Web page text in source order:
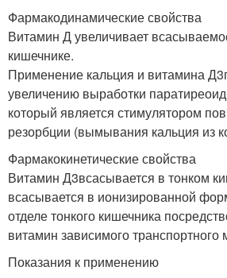
Фармакодинамические свойства
Витамин Д увеличивает
кишечнике.
Применение кальция и витамина Д3
увеличению выработки
который является стимулятором
резорбции (вымывания кальция из
Фармакокинетические свойства
Витамин Д3всасывается в тонком
всасывается в ионизированной
отделе тонкого кишечника
витамин зависимого транспортного
Показания к применению